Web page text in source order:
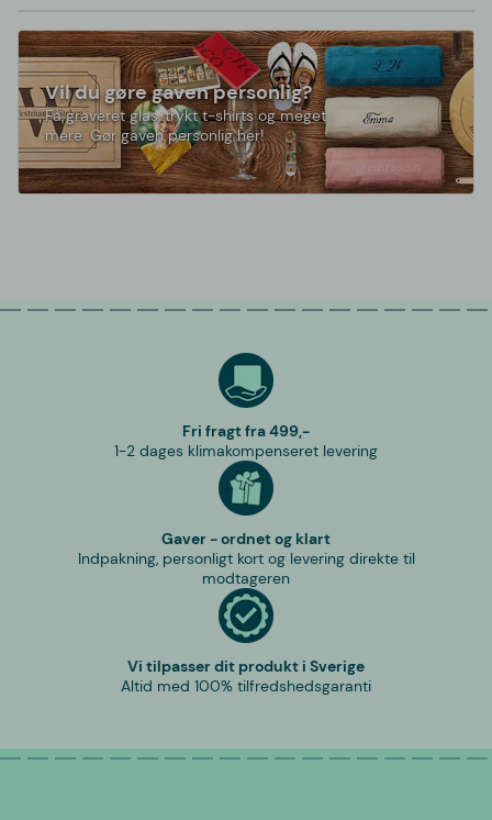
Vil du gøre gaven personlig?
Få graveret glas, trykt t-shirts og meget
mere. Gør gaven personlig her!
Fri fragt fra 499,-
1-2 dages klimakompenseret levering
Gaver - ordnet og klart
Indpakning, personligt kort og levering direkte til
modtageren
Vi tilpasser dit produkt i Sverige
Altid med 100% tilfredshedsgaranti